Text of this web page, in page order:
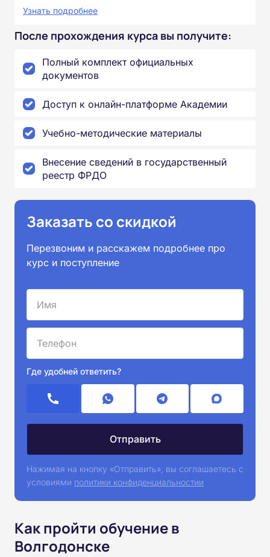
Узнать подробнее
После прохождения курса вы получите:
Полный комплект официальных
документов
Доступ к онлайн-платформе Академии
Учебно-методические материалы
Внесение сведений в государственный
реестр ФРДО
Заказать со скидкой
Перезвоним и расскажем подробнее про
курс и поступление
Где удобней ответить?
Нажимая на кнопку «Отправить», вы соглашаетесь с
условиями политики конфиденциальностии
Как пройти обучение в
Волгодонске